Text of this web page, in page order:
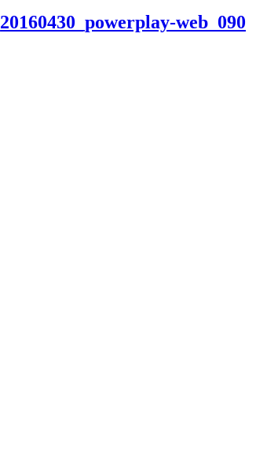
20160430_powerplay-web_090